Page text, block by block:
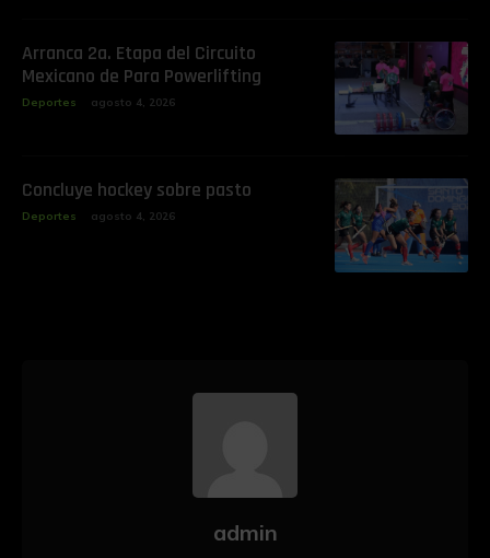
‎Arranca 2a. Etapa del Circuito
Mexicano de Para Powerlifting
Deportes agosto 4, 2026
Concluye hockey sobre pasto
Deportes agosto 4, 2026
admin